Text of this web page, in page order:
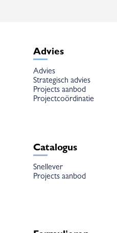
Advies
Advies
Strategisch advies
Projects aanbod
Projectcoördinatie
Catalogus
Snellever
Projects aanbod